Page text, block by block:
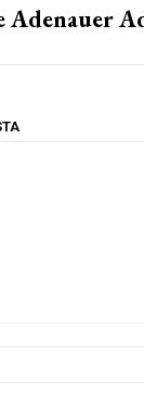
Adenauer